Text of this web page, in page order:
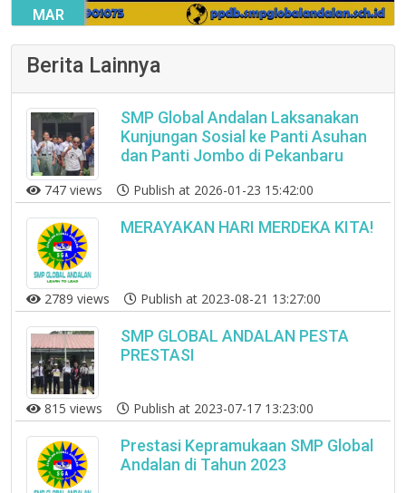
MAR
Berita Lainnya
SMP Global Andalan Laksanakan
Kunjungan Sosial ke Panti Asuhan
dan Panti Jombo di Pekanbaru
747 views Publish at 2026-01-23 15:42:00
MERAYAKAN HARI MERDEKA KITA!
2789 views Publish at 2023-08-21 13:27:00
SMP GLOBAL ANDALAN PESTA
PRESTASI
815 views Publish at 2023-07-17 13:23:00
Prestasi Kepramukaan SMP Global
Andalan di Tahun 2023